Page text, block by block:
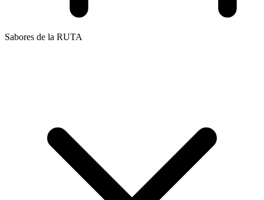
Sabores de la RUTA